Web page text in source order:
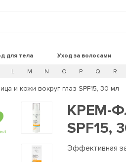
для тела Уход за волосами
L M N O P Q R
и кожи вокруг глаз SPF15, 30 мл
КРЕМ-
SPF15,
Эффективная